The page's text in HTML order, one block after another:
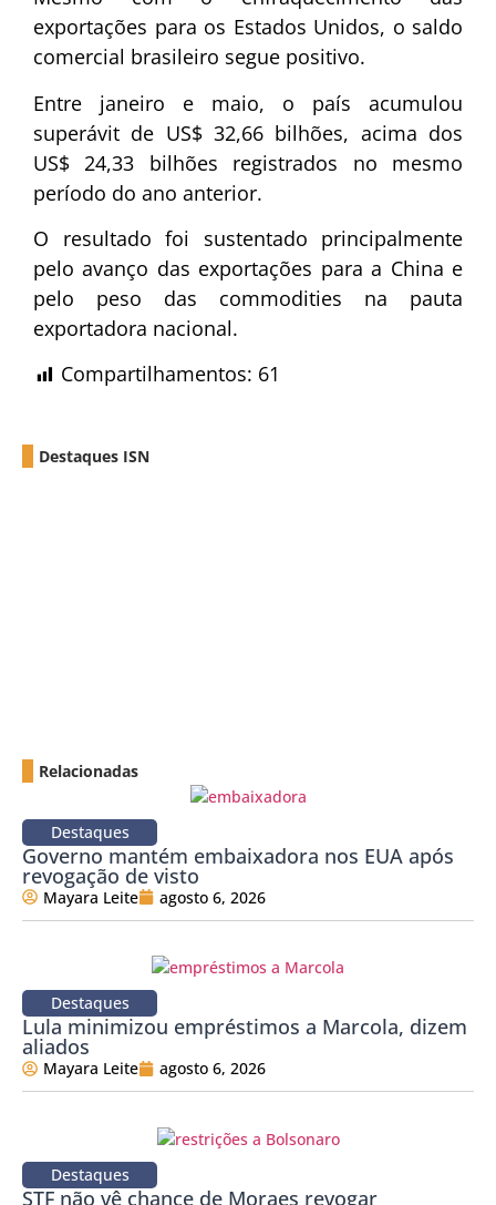
exportações para os Estados Unidos, o saldo
comercial brasileiro segue positivo.
Entre janeiro e maio, o país acumulou
superávit de US$ 32,66 bilhões, acima dos
US$ 24,33 bilhões registrados no mesmo
período do ano anterior.
O resultado foi sustentado principalmente
pelo avanço das exportações para a China e
pelo peso das commodities na pauta
exportadora nacional.
Compartilhamentos: 61
Destaques ISN
Relacionadas
Destaques
Governo mantém embaixadora nos EUA após
revogação de visto
Mayara Leite agosto 6, 2026
Destaques
Lula minimizou empréstimos a Marcola, dizem
aliados
Mayara Leite agosto 6, 2026
Destaques
STF não vê chance de Moraes revogar